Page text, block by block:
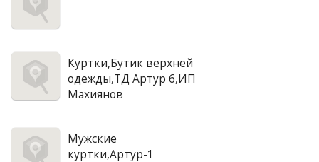
Куртки,Бутик верхней
одежды,ТД Артур 6,ИП
Махиянов
Мужские
куртки,Артур-1